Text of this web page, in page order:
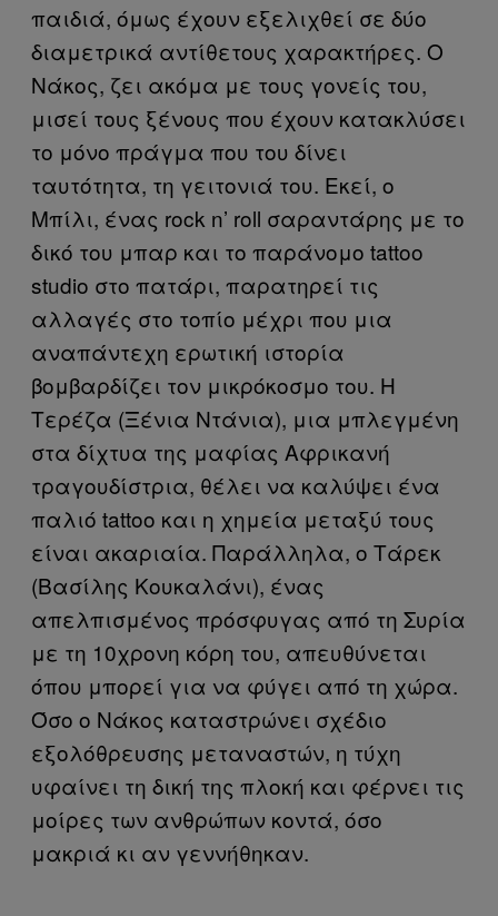
παιδιά, όμως έχουν εξελιχθεί σε δύο
διαμετρικά αντίθετους χαρακτήρες. Ο
Νάκος, ζει ακόμα με τους γονείς του,
μισεί τους ξένους που έχουν κατακλύσει
το μόνο πράγμα που του δίνει
ταυτότητα, τη γειτονιά του. Εκεί, ο
Μπίλι, ένας rock n’ roll σαραντάρης με το
δικό του μπαρ και το παράνομο tattoo
studio στο πατάρι, παρατηρεί τις
αλλαγές στο τοπίο μέχρι που μια
αναπάντεχη ερωτική ιστορία
βομβαρδίζει τον μικρόκοσμο του. Η
Τερέζα (Ξένια Ντάνια), μια μπλεγμένη
στα δίχτυα της μαφίας Αφρικανή
τραγουδίστρια, θέλει να καλύψει ένα
παλιό tattoo και η χημεία μεταξύ τους
είναι ακαριαία. Παράλληλα, ο Τάρεκ
(Βασίλης Κουκαλάνι), ένας
απελπισμένος πρόσφυγας από τη Συρία
με τη 10χρονη κόρη του, απευθύνεται
όπου μπορεί για να φύγει από τη χώρα.
Όσο ο Νάκος καταστρώνει σχέδιο
εξολόθρευσης μεταναστών, η τύχη
υφαίνει τη δική της πλοκή και φέρνει τις
μοίρες των ανθρώπων κοντά, όσο
μακριά κι αν γεννήθηκαν.